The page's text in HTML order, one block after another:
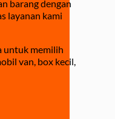
barang dengan
layanan kami
untuk memilih
van, box kecil,